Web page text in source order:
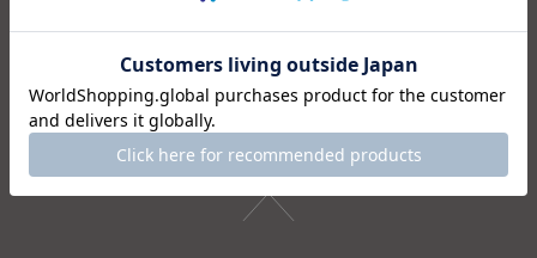
＜セット内容＞
・お線香×8
・桐箱×1